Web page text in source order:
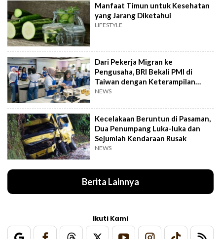
Manfaat Timun untuk Kesehatan
yang Jarang Diketahui
LIFESTYLE
Dari Pekerja Migran ke
Pengusaha, BRI Bekali PMI di
Taiwan dengan Keterampilan
Bisnis
NEWS
Kecelakaan Beruntun di Pasaman,
Dua Penumpang Luka-luka dan
Sejumlah Kendaraan Rusak
NEWS
Berita Lainnya
Ikuti Kami